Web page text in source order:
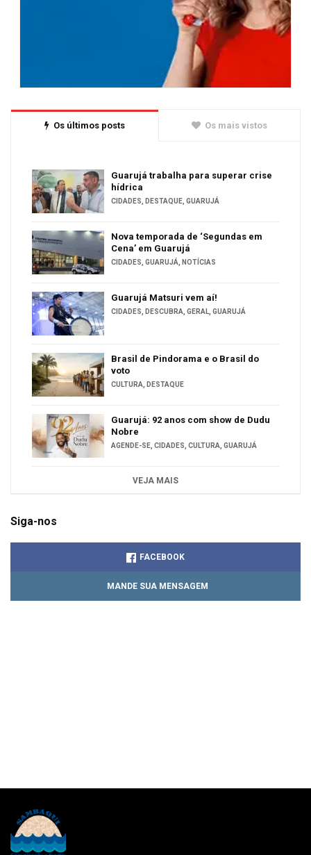
Os últimos posts Os mais vistos
Guarujá trabalha para superar crise
hídrica
CIDADES DESTAQUE GUARUJÁ
Nova temporada de ‘Segundas em
Cena’ em Guarujá
CIDADES GUARUJÁ NOTÍCIAS
Guarujá Matsuri vem aí!
CIDADES DESCUBRA GERAL GUARUJÁ
Brasil de Pindorama e o Brasil do
voto
CULTURA DESTAQUE
Guarujá: 92 anos com show de Dudu
Nobre
AGENDE-SE CIDADES CULTURA GUARUJÁ
VEJA MAIS
Siga-nos
FACEBOOK
MANDE SUA MENSAGEM